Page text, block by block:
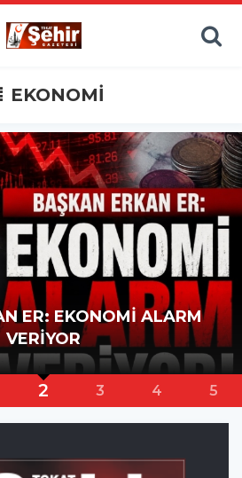
EKONOMİ
İmdat Çığlığı: "Esnaf...
3 4 5 6